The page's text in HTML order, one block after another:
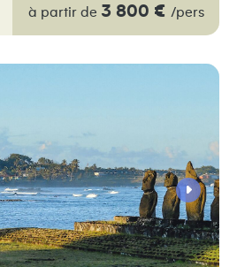
à partir de 3 800 € /pers